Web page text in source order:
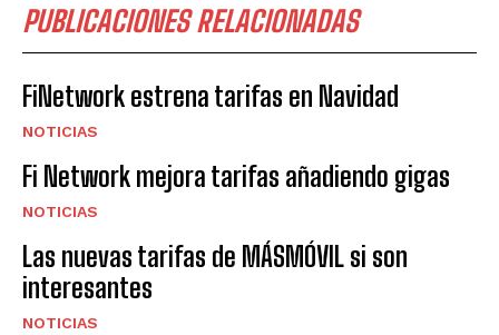
PUBLICACIONES RELACIONADAS
FiNetwork estrena tarifas en Navidad
NOTICIAS
Fi Network mejora tarifas añadiendo gigas
NOTICIAS
Las nuevas tarifas de MÁSMÓVIL si son
interesantes
NOTICIAS